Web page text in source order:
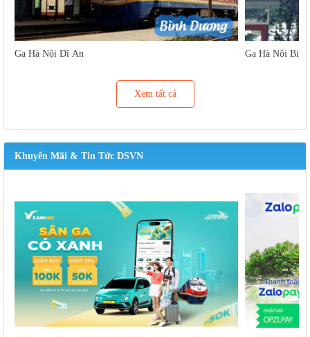
Ga Hà Nội Dĩ An Ga Hà Nội Biên
Xem tất cả
Khuyến Mãi & Tin Tức DSVN